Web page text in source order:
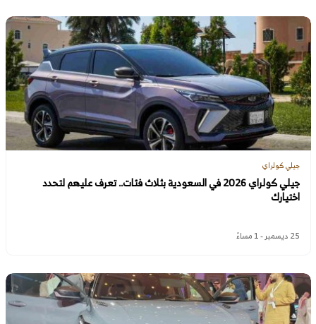
جيلي كولراي
جيلي كولراي 2026 في السعودية بثلاث فئات.. تعرف عليهم لتحدد
اختيارك
25 ديسمبر - 1 مساءً